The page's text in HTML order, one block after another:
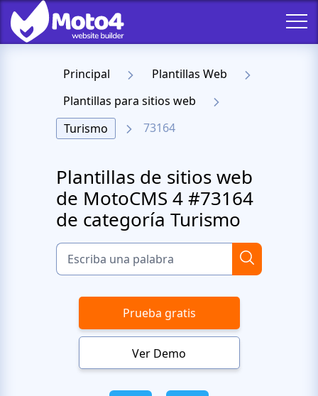
Principal
Plantillas Web
Plantillas para sitios web
Turismo
73164
Plantillas de sitios web
de MotoCMS 4 #73164
de categoría Turismo
Prueba gratis
Ver Demo